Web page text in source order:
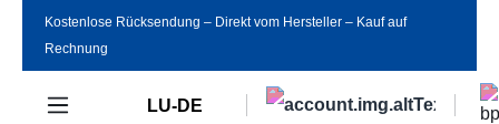
Zum Hauptinhalt springen
Kostenlose Rücksendung ‒ Direkt vom Hersteller ‒ Kauf auf
Rechnung
LU-DE